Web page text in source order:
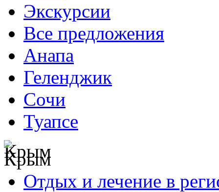
Экскурсии
Все предложения
Анапа
Геленджик
Сочи
Туапсе
Крым
Отдых и лечение в